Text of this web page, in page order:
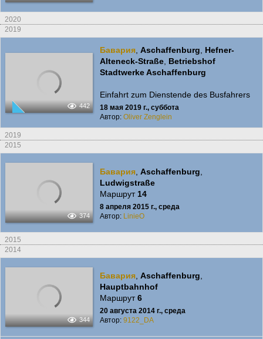
2020
2019
442
Бавария, Aschaffenburg, Hefner-
Alteneck-Straße, Betriebshof
Stadtwerke Aschaffenburg
Einfahrt zum Dienstende des Busfahrers
18 мая 2019 г., суббота
Автор: Oliver Zenglein
2019
2015
374
Бавария, Aschaffenburg
Ludwigstraße
Маршрут 14
8 апреля 2015 г., среда
Автор: LinieO
2015
2014
344
Бавария, Aschaffenburg,
Hauptbahnhof
Маршрут6
20 августа 2014 г., среда
Автор: 9122_DA